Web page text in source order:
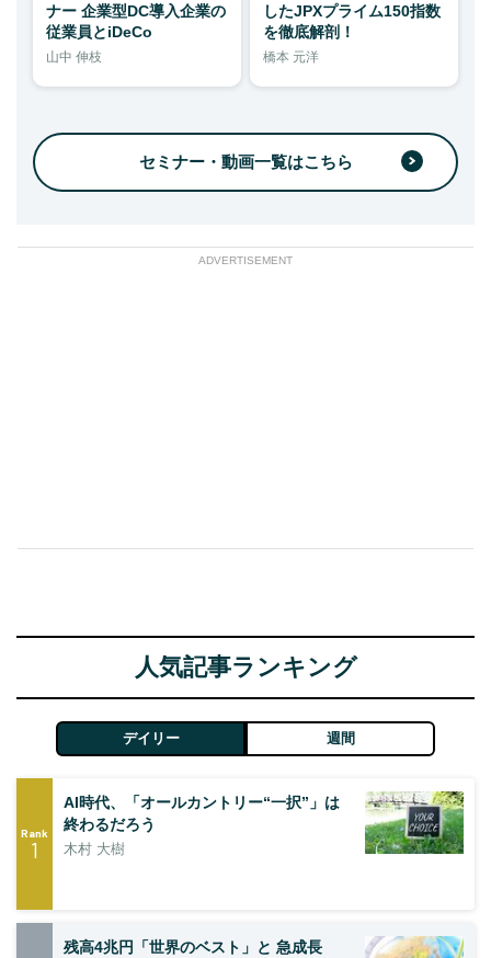
ナー 企業型DC導入企業の
従業員とiDeCo
山中 伸枝
したJPXプライム150指数
を徹底解剖！
橋本 元洋
セミナー・動画一覧はこちら
ADVERTISEMENT
人気記事ランキング
デイリー 週間
Rank
1
AI時代、「オールカントリー“一択”」は
終わるだろう
木村 大樹
残高4兆円「世界のベスト」と 急成長